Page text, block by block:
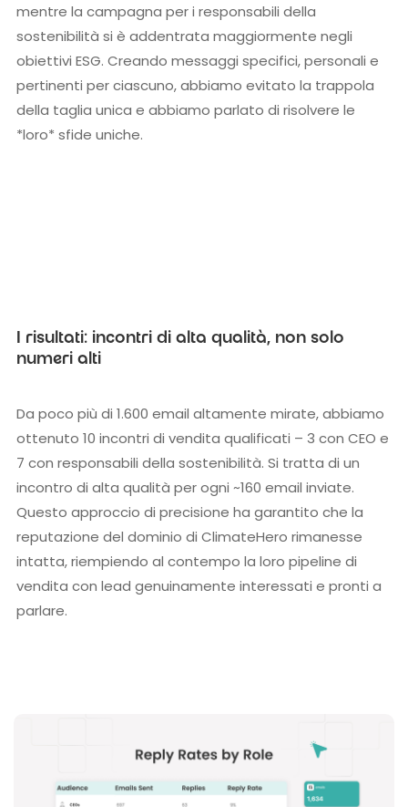
mentre la campagna per i responsabili della
sostenibilità si è addentrata maggiormente negli
obiettivi ESG. Creando messaggi specifici, personali e
pertinenti per ciascuno, abbiamo evitato la trappola
della taglia unica e abbiamo parlato di risolvere le
*loro* sfide uniche.
I risultati: incontri di alta qualità, non solo
numeri alti
Da poco più di 1.600 email altamente mirate, abbiamo
ottenuto 10 incontri di vendita qualificati – 3 con CEO e
7 con responsabili della sostenibilità. Si tratta di un
incontro di alta qualità per ogni ~160 email inviate.
Questo approccio di precisione ha garantito che la
reputazione del dominio di ClimateHero rimanesse
intatta, riempiendo al contempo la loro pipeline di
vendita con lead genuinamente interessati e pronti a
parlare.